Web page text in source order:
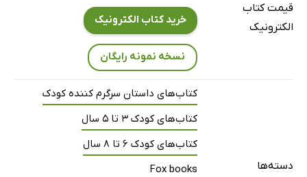
قیمت کتاب
الکترونیک
خرید کتاب الکترونیک
نسخه نمونه رایگان
دسته‌ها
کتاب‌های داستان سرگرم کننده کودک
کتاب‌های کودک 3 تا 5 سال
کتاب‌های کودک 6 تا 8 سال
Fox books